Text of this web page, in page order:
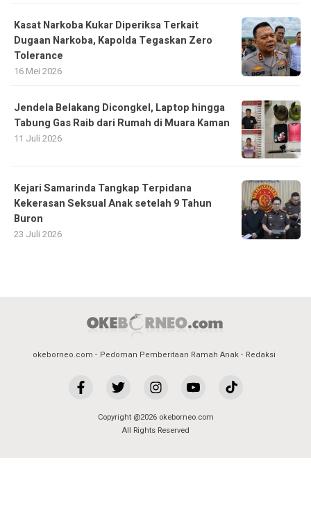
Kasat Narkoba Kukar Diperiksa Terkait
Dugaan Narkoba, Kapolda Tegaskan Zero
Tolerance
16 Mei 2026
Jendela Belakang Dicongkel, Laptop hingga
Tabung Gas Raib dari Rumah di Muara Kaman
11 Juli 2026
Kejari Samarinda Tangkap Terpidana
Kekerasan Seksual Anak setelah 9 Tahun
Buron
23 Juli 2026
okeborneo.com Pedoman Pemberitaan Ramah Anak Redaksi
Copyright @2026 okeborneo.com
All Rights Reserved